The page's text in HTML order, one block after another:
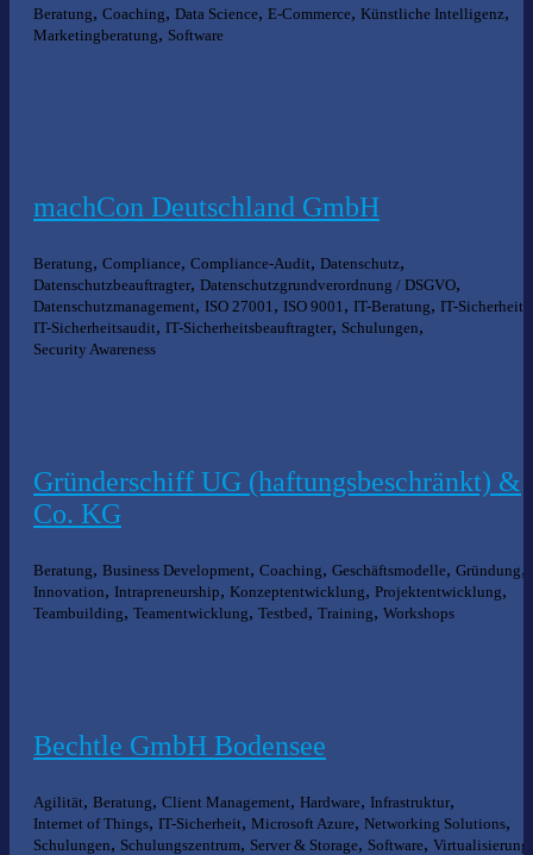
Beratung, Coaching, Data Science, E-Commerce, Künstliche Intelligenz,
Marketingberatung, Software
machCon Deutschland GmbH
Beratung, Compliance, Compliance-Audit, Datenschutz,
Datenschutzbeauftragter, Datenschutzgrundverordnung / DSGVO,
Datenschutzmanagement, ISO 27001 , ISO 9001 , IT-Beratung, IT-Sicherheit
IT-Sicherheitsaudit, IT-Sicherheitsbeauftragter, Schulungen,
Security Awareness
Gründerschiff UG (haftungsbeschränkt) &
Co. KG
Beratung, Business Development, Coaching, Geschäftsmodelle, Gründung,
Innovation, Intrapreneurship, Konzeptentwicklung, Projektentwicklung,
Teambuilding, Teamentwicklung, Testbed, Training, Workshops
Bechtle GmbH Bodensee
Agilität, Beratung, Client Management, Hardware, Infrastruktur,
Internet of Things, IT-Sicherheit, Microsoft Azure, Networking Solutions,
Schulungen, Schulungszentrum, Server & Storage, Software, Virtualisierung